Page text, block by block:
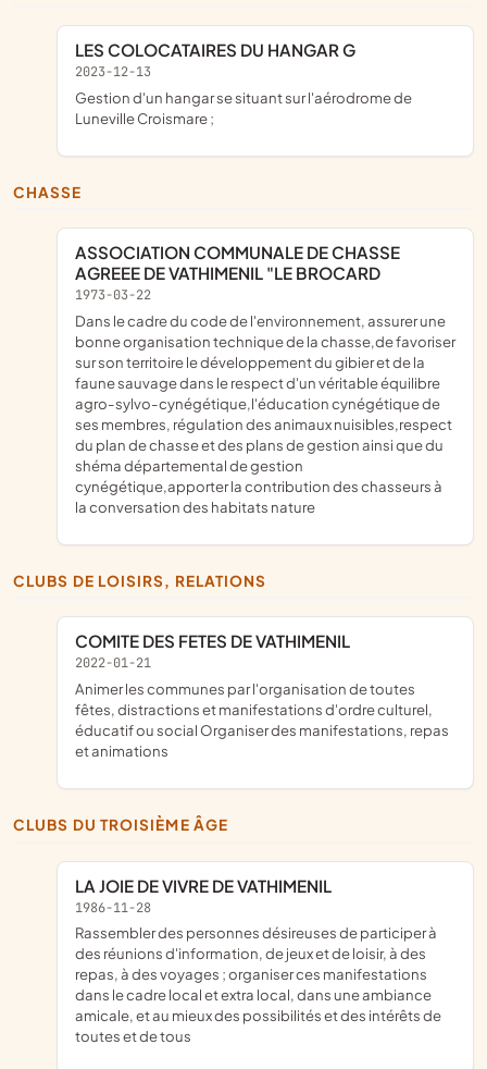
LES COLOCATAIRES DU HANGAR G
2023-12-13
gestion d'un hangar se situant sur l'aérodrome de
Luneville Croismare ;
CHASSE
ASSOCIATION COMMUNALE DE CHASSE
AGREEE DE VATHIMENIL "LE BROCARD
1973-03-22
dans le cadre du code de l'environnement, assurer une
bonne organisation technique de la chasse,de favoriser
sur son territoire le développement du gibier et de la
faune sauvage dans le respect d'un véritable équilibre
agro-sylvo-cynégétique,l'éducation cynégétique de
ses membres, régulation des animaux nuisibles,respect
du plan de chasse et des plans de gestion ainsi que du
shéma départemental de gestion
cynégétique,apporter la contribution des chasseurs à
la conversation des habitats nature
CLUBS DE LOISIRS, RELATIONS
COMITE DES FETES DE VATHIMENIL
2022-01-21
animer les communes par l'organisation de toutes
fêtes, distractions et manifestations d'ordre culturel,
éducatif ou social Organiser des manifestations, repas
et animations
CLUBS DU TROISIÈME ÂGE
LA JOIE DE VIVRE DE VATHIMENIL
1986-11-28
rassembler des personnes désireuses de participer à
des réunions d'information, de jeux et de loisir, à des
repas, à des voyages ; organiser ces manifestations
dans le cadre local et extra local, dans une ambiance
amicale, et au mieux des possibilités et des intérêts de
toutes et de tous